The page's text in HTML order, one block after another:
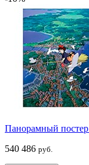
Панорамный постер
540 486 руб.